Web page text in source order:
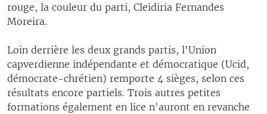
rouge, la couleur du parti, Cleidiria Fernandes
Moreira.
Loin derrière les deux grands partis, l'Union
capverdienne indépendante et démocratique (Ucid,
démocrate-chrétien) remporte 4 sièges, selon ces
résultats encore partiels. Trois autres petites
formations également en lice n'auront en revanche